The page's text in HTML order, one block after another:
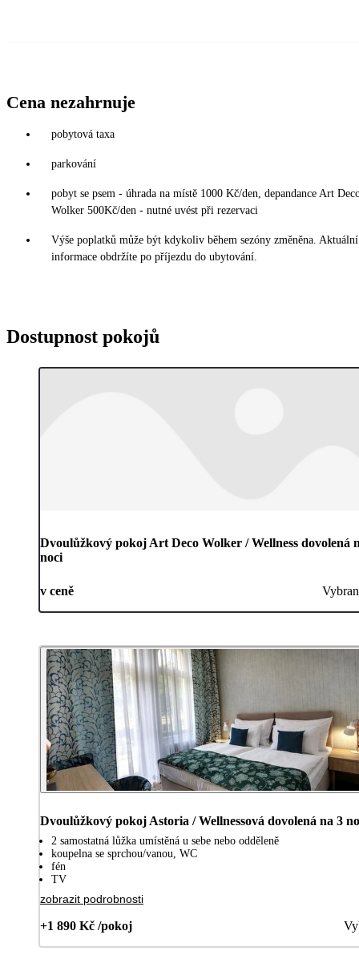
Cena nezahrnuje
pobytová taxa
parkování
pobyt se psem - úhrada na místě 1000 Kč/den, depandance Art
Wolker 500Kč/den - nutné uvést při rezervaci
Výše poplatků může být kdykoliv během sezóny změněna. Aktuální
informace obdržíte po příjezdu do ubytování.
Dostupnost pokojů
Dvoulůžkový pokoj Art Deco Wolker / Wellness dovolená
noci
v ceně
Dvoulůžkový pokoj Astoria / Wellnessová dovolená na 3
2 samostatná lůžka umístěná u sebe nebo odděleně
koupelna se sprchou/vanou, WC
fén
TV
zobrazit podrobnosti
+1 890 Kč /pokoj